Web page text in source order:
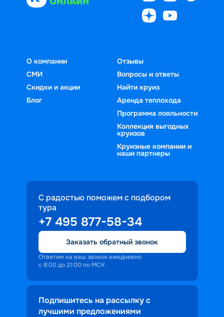
О компании
СМИ
Скидки и акции
Блог
Отзывы
Вопросы и ответы
Найти круиз
Аренда теплохода
Программа лояльности
Коллекция выгодных
круизов
Круизные компании и
наши партнеры
С радостью поможем с подбором
тура
+7 495 877-58-34
Заказать обратный звонок
Ответим на ваш звонок ежедневно
с 8:00 до 21:00 по МСК
Подпишитесь на рассылку с
лучшими предложениями